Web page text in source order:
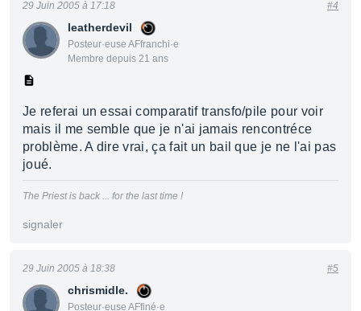
leatherdevil
Posteur·euse AFfranchi·e
Membre depuis 21 ans
29 Juin 2005 à 17:18 #4
Je referai un essai comparatif transfo/pile pour voir
mais il me semble que je n'ai jamais rencontréce
problème. A dire vrai, ça fait un bail que je ne l'ai pas
joué.
The Priest is back ... for the last time !
signaler
chrismidle.
Posteur·euse AFfiné·e
29 Juin 2005 à 18:38 #5